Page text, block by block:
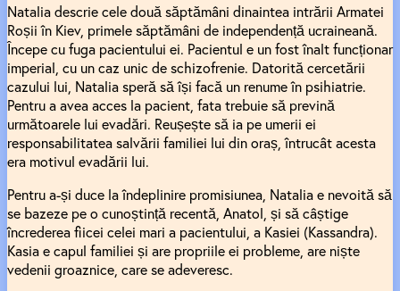
Natalia descrie cele două săptămâni dinaintea intrării Armatei
Roșii în Kiev, primele săptămâni de independență ucraineană.
Începe cu fuga pacientului ei. Pacientul e un fost înalt funcționar
imperial, cu un caz unic de schizofrenie. Datorită cercetării
cazului lui, Natalia speră să își facă un renume în psihiatrie.
Pentru a avea acces la pacient, fata trebuie să prevină
următoarele lui evadări. Reușește să ia pe umerii ei
responsabilitatea salvării familiei lui din oraș, întrucât acesta
era motivul evadării lui.
Pentru a-și duce la îndeplinire promisiunea, Natalia e nevoită să
se bazeze pe o cunoștință recentă, Anatol, și să câștige
încrederea fiicei celei mari a pacientului, a Kasiei (Kassandra).
Kasia e capul familiei și are propriile ei probleme, are niște
vedenii groaznice, care se adeveresc.